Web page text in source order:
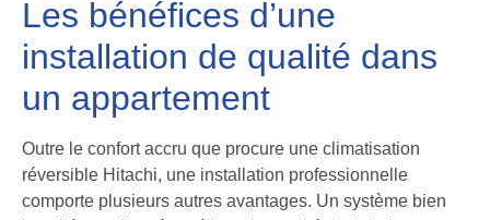
Les bénéfices d’une
installation de qualité dans
un appartement
Outre le confort accru que procure une climatisation
réversible Hitachi, une installation professionnelle
comporte plusieurs autres avantages. Un système bien